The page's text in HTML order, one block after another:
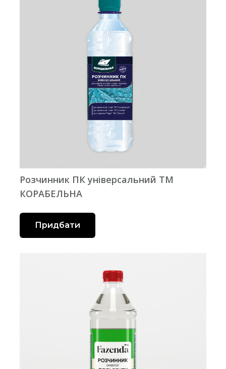
Розчинник ПК універсальний ТМ
КОРАБЕЛЬНА
Придбати